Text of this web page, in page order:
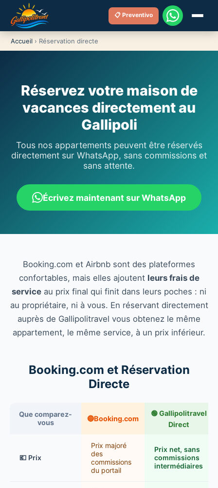
📋 Preventivo
Accueil › Réservation directe
Réservez votre maison de
vacances directement au
Gallipoli
Tous nos appartements peuvent être réservés
directement sur WhatsApp, sans commissions et
sans attente.
Écrivez maintenant sur WhatsApp
Booking.com et Airbnb sont des plateformes
confortables, mais elles ajoutent leurs frais de
service au prix final qui finit dans leurs poches : ni
au propriétaire, ni à vous. En réservant directement
auprès de Gallipolitravel vous obtenez le même
appartement, le même service, à un prix inférieur.
Booking.com et Réservation
Directe
Que comparez-
vous
🔵Booking.com
🟢 Gallipolitravel
Direct
💶 Prix
Prix ​​majoré
des
commissions
du portail
Prix ​​net, sans
commissions
intermédiaires